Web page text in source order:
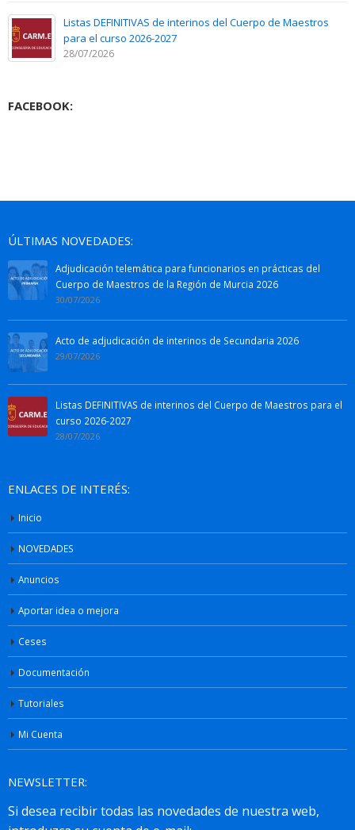
Listas DEFINITIVAS de interinos del Cuerpo de Maestros
para el curso 2026-2027
28/07/2026
FACEBOOK:
ÚLTIMAS NOVEDADES:
Adjudicación telemática para funcionarios en prácticas del
Cuerpo de Maestros de la Región de Murcia 2026
30/07/2026
Acto de adjudicación de interinos de Secundaria 2026
29/07/2026
Listas DEFINITIVAS de interinos del Cuerpo de Maestros para el
curso 2026-2027
28/07/2026
ENLACES DE INTERÉS:
Inicio
NOVEDADES
Anuncios
Aportar idea o mejora
Ceses
Documentación
Tutoriales
Mi Cuenta
NEWSLETTER: